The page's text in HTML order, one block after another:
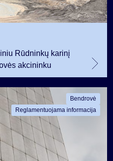
Rūdninkų karinį
akcininku
Bendrovė
Reglamentuojama informacija